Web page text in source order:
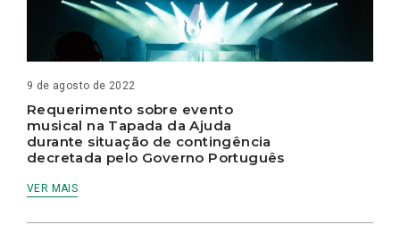
9 de agosto de 2022
Requerimento sobre evento
musical na Tapada da Ajuda
durante situação de contingência
decretada pelo Governo Português
VER MAIS